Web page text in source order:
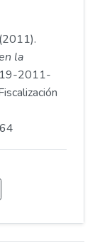
la
2011-